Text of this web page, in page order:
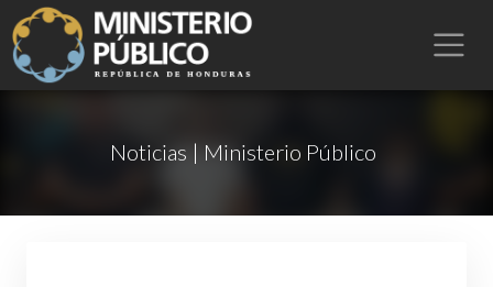
Noticias | Ministerio Público